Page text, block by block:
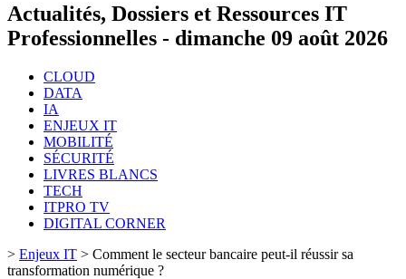
Actualités, Dossiers et Ressources IT
Professionnelles - dimanche 09 août 2026
CLOUD
DATA
IA
ENJEUX IT
MOBILITÉ
SÉCURITÉ
LIVRES BLANCS
TECH
ITPRO TV
DIGITAL CORNER
> Enjeux IT > Comment le secteur bancaire peut-il réussir sa
transformation numérique ?